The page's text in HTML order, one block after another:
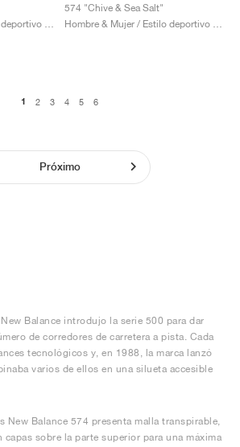
574 "Chive & Sea Salt"
1 2 3 4 5 6
Próximo
Balance introdujo la serie 500 para dar
de corredores de carretera a pista. Cada
tecnológicos y, en 1988, la marca lanzó
varios de ellos en una silueta accesible
New Balance 574 presenta malla transpirable,
capas sobre la parte superior para una máxima